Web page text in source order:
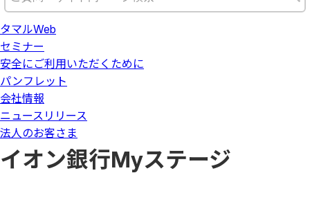
タマルWeb
セミナー
安全にご利用いただくために
パンフレット
会社情報
ニュースリリース
法人のお客さま
イオン銀行Myステージ